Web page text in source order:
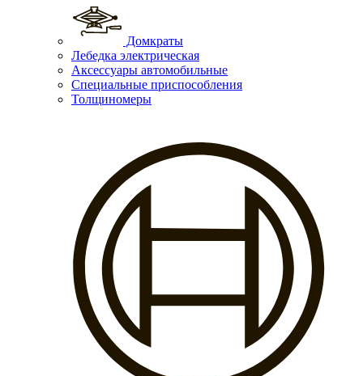
Домкраты
Лебедка электрическая
Аксессуары автомобильные
Специальные приспособления
Толщиномеры